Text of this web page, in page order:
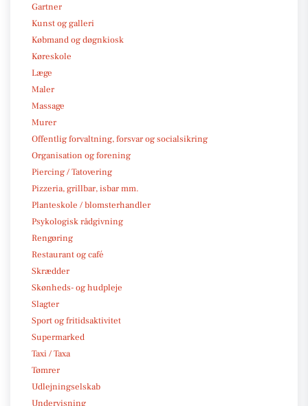
Gartner
Kunst og galleri
Købmand og døgnkiosk
Køreskole
Læge
Maler
Massage
Murer
Offentlig forvaltning, forsvar og socialsikring
Organisation og forening
Piercing / Tatovering
Pizzeria, grillbar, isbar mm.
Planteskole / blomsterhandler
Psykologisk rådgivning
Rengøring
Restaurant og café
Skrædder
Skønheds- og hudpleje
Slagter
Sport og fritidsaktivitet
Supermarked
Taxi / Taxa
Tømrer
Udlejningselskab
Undervisning